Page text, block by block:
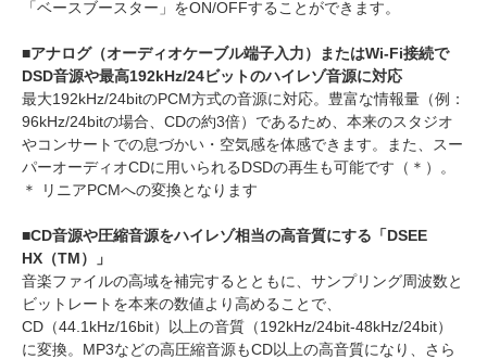
「ベースブースター」をON/OFFすることができます。
■アナログ（オーディオケーブル端子入力）またはWi-Fi接続で
DSD音源や最高192kHz/24ビットのハイレゾ音源に対応
最大192kHz/24bitのPCM方式の音源に対応。豊富な情報量（例：
96kHz/24bitの場合、CDの約3倍）であるため、本来のスタジオ
やコンサートでの息づかい・空気感を体感できます。また、スー
パーオーディオCDに用いられるDSDの再生も可能です（＊）。
＊ リニアPCMへの変換となります
■CD音源や圧縮音源をハイレゾ相当の高音質にする「DSEE
HX（TM）」
音楽ファイルの高域を補完するとともに、サンプリング周波数と
ビットレートを本来の数値より高めることで、
CD（44.1kHz/16bit）以上の音質（192kHz/24bit-48kHz/24bit）
に変換。MP3などの高圧縮音源もCD以上の高音質になり、さら